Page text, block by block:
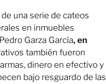
una serie de cateos
en inmuebles
Garza García, en
también fueron
dinero en efectivo y
bajo resguardo de las